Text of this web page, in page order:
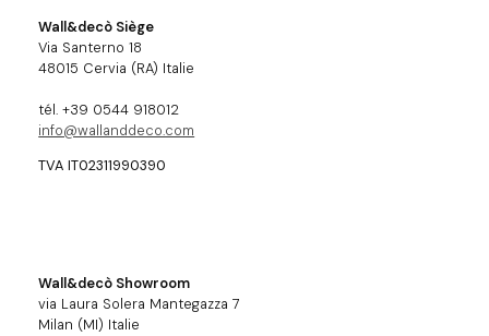
Wall&decò Siège
Via Santerno 18
48015 Cervia (RA) Italie
tél. +39 0544 918012
info@wallanddeco.com
TVA IT02311990390
Wall&decò Showroom
via Laura Solera Mantegazza 7
Milan (MI) Italie